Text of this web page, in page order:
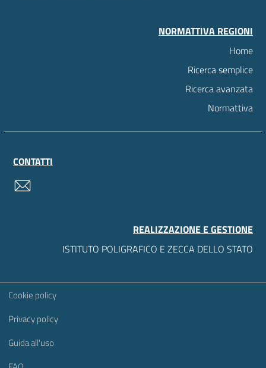
NORMATTIVA REGIONI
Home
Ricerca semplice
Ricerca avanzata
Normattiva
CONTATTI
REALIZZAZIONE E GESTIONE
ISTITUTO POLIGRAFICO E ZECCA DELLO STATO
Sezione Link Utili
Cookie policy
Privacy policy
Guida all'uso